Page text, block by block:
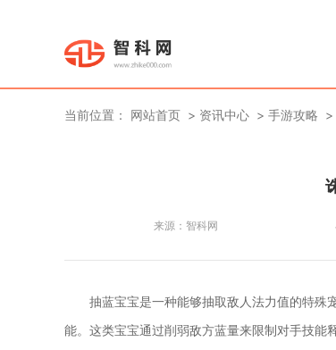
当前位置： 网站首页 资讯中心 手游攻略
来源： 智科网
抽蓝宝宝是一种能够抽取敌人法力值的特殊
能。这类宝宝通过削弱敌方蓝量来限制对手技能